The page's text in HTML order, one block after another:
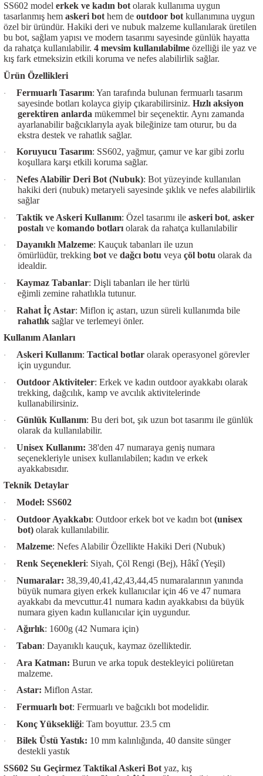
SS602 model erkek ve kadın bot olarak kullanıma uygun
tasarlanmış hem askeri bot hem de outdoor bot kullanımına uygun
özel bir üründür. Hakiki deri ve nubuk malzeme kullanılarak üretilen
bu bot, sağlam yapısı ve modern tasarımı sayesinde günlük hayatta
da rahatça kullanılabilir. 4 mevsim kullanılabilme özelliği ile yaz ve
kış fark etmeksizin etkili koruma ve nefes alabilirlik sağlar.
Ürün Özellikleri
· Fermuarlı Tasarım: Yan tarafında bulunan fermuarlı tasarım
sayesinde botları kolayca giyip çıkarabilirsiniz. Hızlı aksiyon
gerektiren anlarda mükemmel bir seçenektir. Aynı zamanda
ayarlanabilir bağcıklarıyla ayak bileğinize tam oturur, bu da
ekstra destek ve rahatlık sağlar.
· Koruyucu Tasarım: SS602, yağmur, çamur ve kar gibi zorlu
koşullara karşı etkili koruma sağlar.
· Nefes Alabilir Deri Bot (Nubuk): Bot yüzeyinde kullanılan
hakiki deri (nubuk) metaryeli sayesinde şıklık ve nefes alabilirlik
sağlar
· Taktik ve Askeri Kullanım: Özel tasarımı ile askeri bot, asker
postalı ve komando botları olarak da rahatça kullanılabilir
· Dayanıklı Malzeme: Kauçuk tabanları ile uzun
ömürlüdür, trekking bot ve dağcı botu veya çöl botu olarak da
idealdir.
· Kaymaz Tabanlar: Dişli tabanları ile her türlü
eğimli zemine rahatlıkla tutunur.
· Rahat İç Astar: Miflon iç astarı, uzun süreli kullanımda bile
rahatlık sağlar ve terlemeyi önler.
Kullanım Alanları
· Askeri Kullanım: Tactical botlar olarak operasyonel görevler
için uygundur.
· Outdoor Aktiviteler: Erkek ve kadın outdoor ayakkabı olarak
trekking, dağcılık, kamp ve avcılık aktivitelerinde
kullanabilirsiniz.
· Günlük Kullanım: Bu deri bot, şık uzun bot tasarımı ile günlük
olarak da kullanılabilir.
· Unisex Kullanım: 38'den 47 numaraya geniş numara
seçenekleriyle unisex kullanılabilen; kadın ve erkek
ayakkabısıdır.
Teknik Detaylar
· Model: SS602
· Outdoor Ayakkabı: Outdoor erkek bot ve kadın bot (unisex
bot) olarak kullanılabilir.
· Malzeme: Nefes Alabilir Özellikte Hakiki Deri (Nubuk)
· Renk Seçenekleri: Siyah, Çöl Rengi (Bej), Hâkî (Yeşil)
· Numaralar: 38,39,40,41,42,43,44,45 numaralarının yanında
büyük numara giyen erkek kullanıcılar için 46 ve 47 numara
ayakkabı da mevcuttur.41 numara kadın ayakkabısı da büyük
numara giyen kadın kullanıcılar için uygundur.
· Ağırlık: 1600g (42 Numara için)
· Taban: Dayanıklı kauçuk, kaymaz özelliktedir.
· Ara Katman: Burun ve arka topuk destekleyici poliüretan
malzeme.
· Astar: Miflon Astar.
· Fermuarlı bot: Fermuarlı ve bağcıklı bot modelidir.
· Konç Yüksekliği: Tam boyuttur. 23.5 cm
· Bilek Üstü Yastık: 10 mm kalınlığında, 40 dansite sünger
destekli yastık
SS602 Su Geçirmez Taktikal Askeri Bot yaz, kış